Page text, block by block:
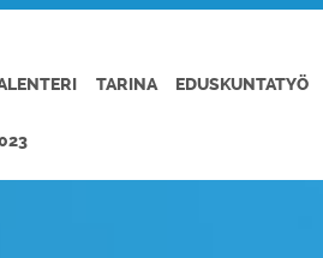
TARINA EDUSKUNTATYÖ